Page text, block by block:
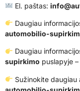
El. paštas:
Daugiau
automobilio-
Daugiau
supirkimo puslapyje
Sužinokite daugiau